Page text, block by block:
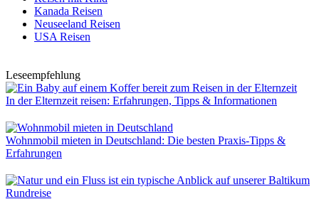
Kanada Reisen
Neuseeland Reisen
USA Reisen
Leseempfehlung
In der Elternzeit reisen: Erfahrungen, Tipps & Informationen
Wohnmobil mieten in Deutschland: Die besten Praxis-Tipps &
Erfahrungen